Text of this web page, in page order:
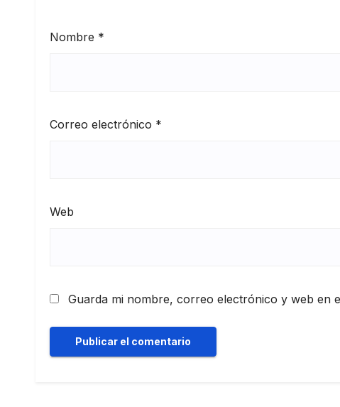
Nombre *
Correo electrónico *
Web
Guarda mi nombre, correo electrónico y web en